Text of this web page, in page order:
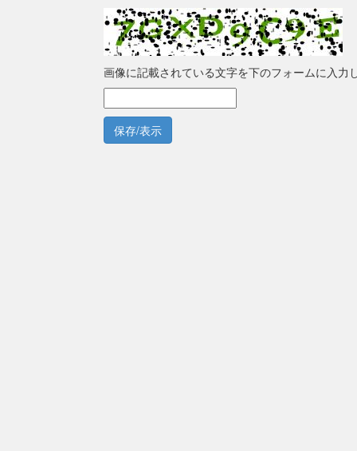
画像に記載されている文字を下のフォームに入力
保存/表示